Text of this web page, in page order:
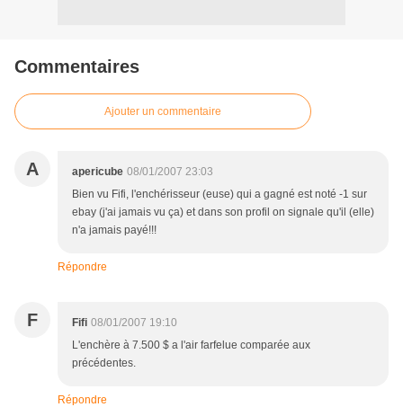
Commentaires
Ajouter un commentaire
A apericube 08/01/2007 23:03
Bien vu Fifi, l'enchérisseur (euse) qui a gagné est noté -1 sur
ebay (j'ai jamais vu ça) et dans son profil on signale qu'il (elle)
n'a jamais payé!!!
Répondre
F Fifi 08/01/2007 19:10
L'enchère à 7.500 $ a l'air farfelue comparée aux
précédentes.
Répondre